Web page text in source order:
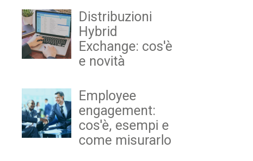
Distribuzioni
Hybrid
Exchange: cos'è
e novità
Employee
engagement:
cos'è, esempi e
come misurarlo